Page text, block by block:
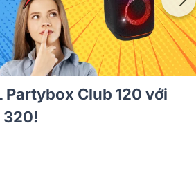
Club 120 vs JBL
lựa chọn tốt hơn?